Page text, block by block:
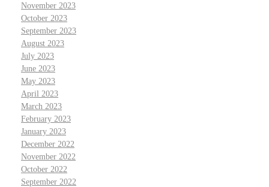
November 2023
October 2023
September 2023
August 2023
July 2023
June 2023
May 2023
April 2023
March 2023
February 2023
January 2023
December 2022
November 2022
October 2022
September 2022